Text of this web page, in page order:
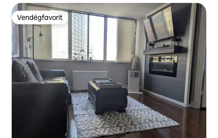
mérföldre.
Vendégfavorit
Vendégfavorit